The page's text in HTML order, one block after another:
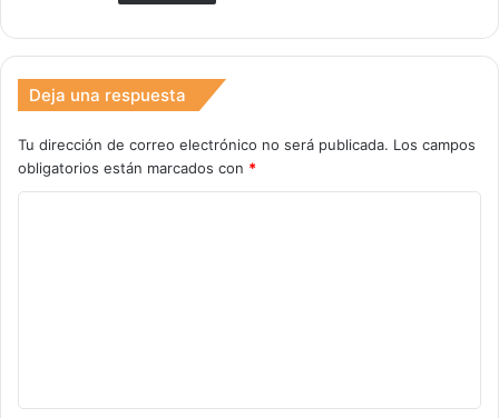
Deja una respuesta
Tu dirección de correo electrónico no será publicada. Los campos
obligatorios están marcados con *
a